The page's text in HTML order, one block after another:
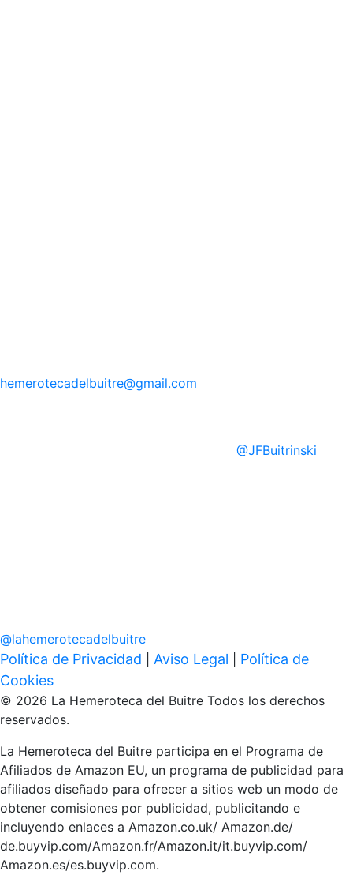
hemerotecadelbuitre@gmail.com
@JFBuitrinski
@lahemerotecadelbuitre
Política de Privacidad Aviso Legal
Política de
Cookies
© 2026 La Hemeroteca del Buitre Todos los derechos
reservados.
La Hemeroteca del Buitre participa en el Programa de
Afiliados de Amazon EU, un programa de publicidad para
afiliados diseñado para ofrecer a sitios web un modo de
obtener comisiones por publicidad, publicitando e
incluyendo enlaces a Amazon.co.uk/ Amazon.de/
de.buyvip.com/Amazon.fr/Amazon.it/it.buyvip.com/
Amazon.es/es.buyvip.com.